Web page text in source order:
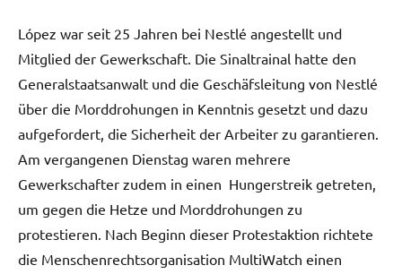
López war seit 25 Jahren bei Nestlé angestellt und
Mitglied der Gewerkschaft. Die Sinaltrainal hatte den
Generalstaatsanwalt und die Geschäfsleitung von Nestlé
über die Morddrohungen in Kenntnis gesetzt und dazu
aufgefordert, die Sicherheit der Arbeiter zu garantieren.
Am vergangenen Dienstag waren mehrere
Gewerkschafter zudem in einen Hungerstreik getreten,
um gegen die Hetze und Morddrohungen zu
protestieren. Nach Beginn dieser Protestaktion richtete
die Menschenrechtsorganisation MultiWatch einen